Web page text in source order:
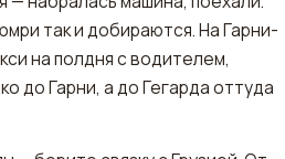
так и добираются. На Гарни-
на полдня с водителем,
до Гарни, а до Гегарда оттуда